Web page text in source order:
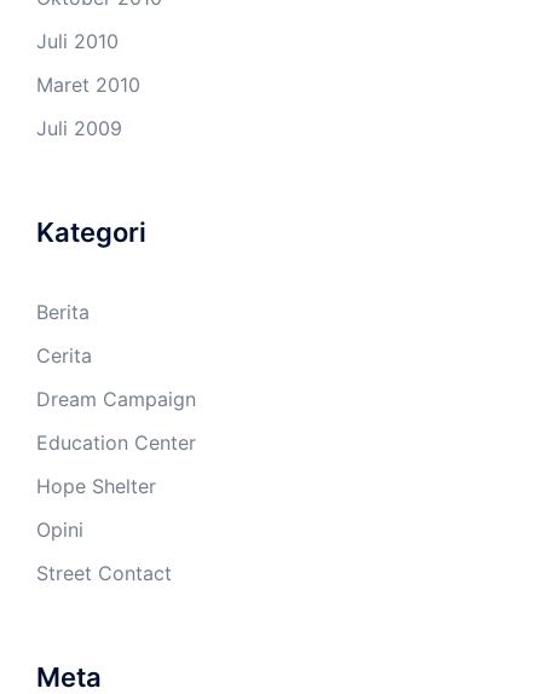
Juli 2010
Maret 2010
Juli 2009
Kategori
Berita
Cerita
Dream Campaign
Education Center
Hope Shelter
Opini
Street Contact
Meta